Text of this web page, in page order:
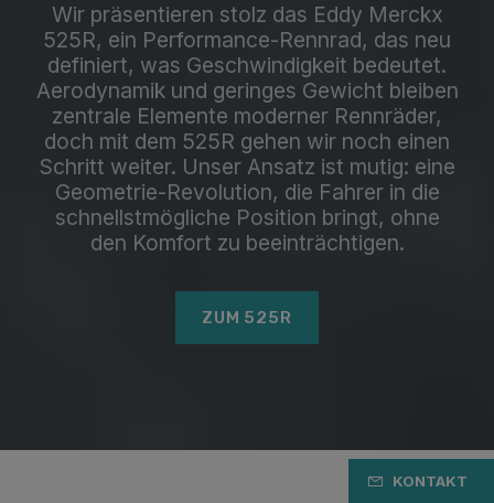
Wir präsentieren stolz das Eddy Merckx
525R, ein Performance-Rennrad, das neu
definiert, was Geschwindigkeit bedeutet.
Aerodynamik und geringes Gewicht bleiben
zentrale Elemente moderner Rennräder,
doch mit dem 525R gehen wir noch einen
Schritt weiter. Unser Ansatz ist mutig: eine
Geometrie-Revolution, die Fahrer in die
schnellstmögliche Position bringt, ohne
den Komfort zu beeinträchtigen.
ZUM 525R
KONTAKT